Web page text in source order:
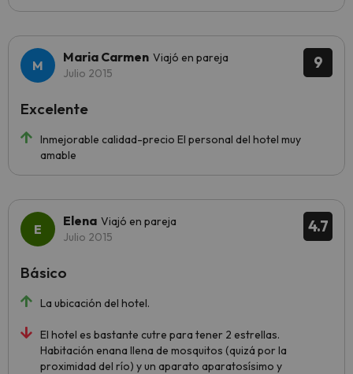
9
Maria Carmen Viajó en pareja
Julio 2015
Inmejorable calidad-precio El personal del hotel muy
amable
Excelente
4.7
Elena Viajó en pareja
Julio 2015
La ubicación del hotel.
El hotel es bastante cutre para tener 2 estrellas.
Habitación enana llena de mosquitos (quizá por la
proximidad del río) y un aparato aparatosísimo y
Básico